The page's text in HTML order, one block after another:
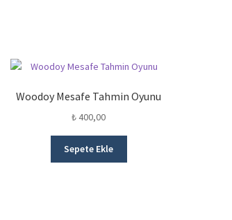
Woodoy Mesafe Tahmin Oyunu
₺400,00
Sepete Ekle